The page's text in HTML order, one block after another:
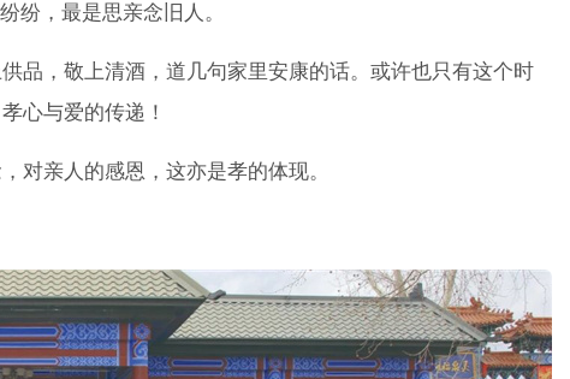
纷，最是思亲念旧人。
品，敬上清酒，道几句家里安康的话。或许也只有这个时
心与爱的传递！
对亲人的感恩，这亦是孝的体现。